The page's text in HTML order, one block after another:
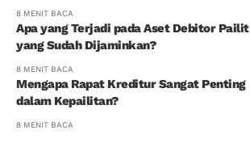
8 MENIT BACA
Apa yang Terjadi pada Aset Debitor Pailit
yang Sudah Dijaminkan?
8 MENIT BACA
Mengapa Rapat Kreditur Sangat Penting
dalam Kepailitan?
8 MENIT BACA